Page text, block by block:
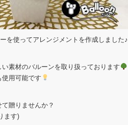
を使ってアレンジメントを作成しました♪
素材のバルーンを取り扱っております
用可能です
贈りませんか？
ます)